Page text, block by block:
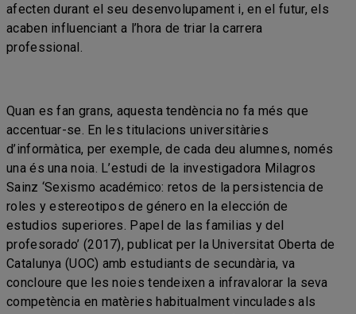
afecten durant el seu desenvolupament i, en el futur, els
acaben influenciant a l’hora de triar la carrera
professional.
Quan es fan grans, aquesta tendència no fa més que
accentuar-se. En les titulacions universitàries
d’informàtica, per exemple, de cada deu alumnes, només
una és una noia. L’estudi de la investigadora Milagros
Sainz ‘Sexismo académico: retos de la persistencia de
roles y estereotipos de género en la elección de
estudios superiores. Papel de las familias y del
profesorado’ (2017), publicat per la Universitat Oberta de
Catalunya (UOC) amb estudiants de secundària, va
concloure que les noies tendeixen a infravalorar la seva
competència en matèries habitualment vinculades als